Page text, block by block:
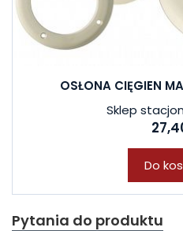
OSŁONA CIĘGIEN
Sklep
Do
Pytania do produktu